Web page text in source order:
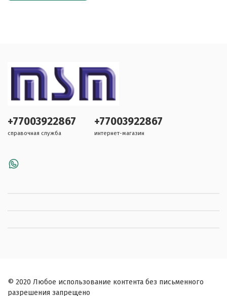
+77003922867
справочная служба
+77003922867
интернет-магазин
© 2020 Любое использование контента без письменного
разрешения запрещено